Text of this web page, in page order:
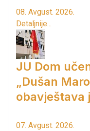
08. Avgust. 2026.
Detaljnije...
JU Dom
„Dušan
obavještava
07. Avgust. 2026.